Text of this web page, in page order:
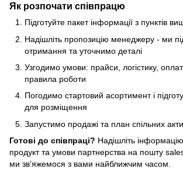
Як розпочати співпрацю
Підготуйте пакет інформації з пунктів
Надішліть пропозицію менеджеру - ми
отримання та уточнимо деталі
Узгодимо умови: прайси, логістику,
правила роботи
Погодимо стартовий асортимент і
для розміщення
Запустимо продажі та план спільних
Готові до співпраці? Надішліть
продукт та умови партнерства на пошту
ми зв’яжемося з вами найближчим часом.